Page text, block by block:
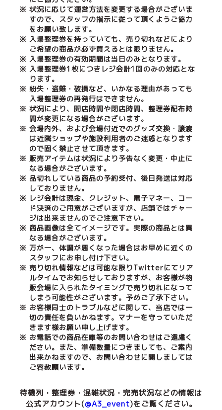
※ 状況に応じて運営方法を変更する場合がございま
すので、スタッフの指示に従って頂くようご協力
をお願い致します。
※ 入場整理券を持っていても、売り切れなどにより
ご希望の商品が必ず買えるとは限りません。
※ 入場整理券の有効期間は当日のみとなります。
※ 入場整理券1枚につきレジ会計1回のみの対応とな
ります。
※ 紛失・盗難・破損など、いかなる理由があっても
入場整理券の再発行はできません。
※ 状況により、開店時間や閉店時間、整理券配布時
間が変更になる場合がございます。
※ 会場内外、および会場付近でのグッズ交換・譲渡
は近隣ショップや施設利用者のご迷惑となります
ので固く禁止させて頂きます。
※ 販売アイテムは状況により予告なく変更・中止に
なる場合がございます。
※ 品切れしている商品の予約受付、後日発送は対応
しておりません。
※ レジ会計は現金、クレジット、電子マネー、コー
ド決済のご用意がございますが、店舗ではチャー
ジは出来ませんのでご注意下さい。
※ 商品画像は全てイメージです。実際の商品とは異
なる場合がございます。
※ 万が一、体調が悪くなった場合はお早めに近くの
スタッフにお申し付け下さい。
※ 売り切れ情報などは可能な限りTwitterにてリア
ルタイムでお知らせしておりますが、お客様が物
販会場に入られたタイミングで売り切れになって
しまう可能性がございます。予めご了承下さい。
※ お客様同士のトラブルなどに関して、当店では一
切の責任を負いかねます。マナーを守っていただ
きます様お願い申し上げます。
※ お電話での商品在庫等のお問い合わせはご遠慮く
ださい。また、準備数量につきましても、ご案内
出来かねますので、お問い合わせに関しましては
ご容赦願います。
待機列・整理券・混雑状況・完売状況などの情報は
公式アカウント(@A3_event)をご覧ください。